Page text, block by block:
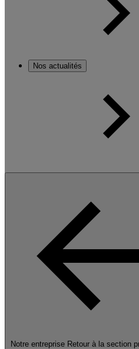
Nos actualités
Notre entreprise Retour à la section